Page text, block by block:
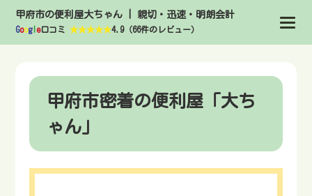
甲府市の便利屋大ちゃん | 親切・迅速・明朗会計
Google口コミ★★★★★4.9（66件のレビュー）
甲府市密着の便利屋「大ち
ゃん」